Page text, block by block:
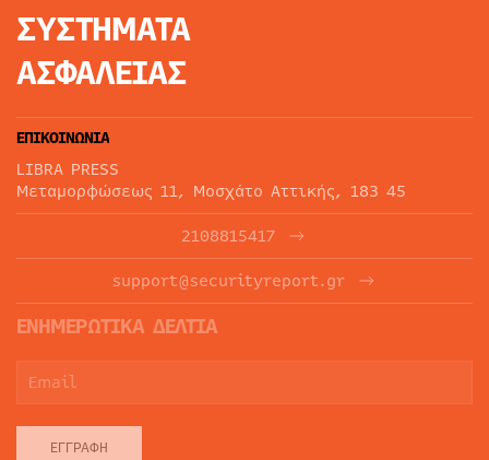
ΣΥΣΤΗΜΑΤΑ
ΑΣΦΑΛΕΙΑΣ
ΕΠΙΚΟΙΝΩΝΙΑ
LIBRA PRESS
Μεταμορφώσεως 11, Μοσχάτο Αττικής, 183 45
2108815417
support@securityreport.gr
ΕΝΗΜΕΡΩΤΙΚΑ ΔΕΛΤΙΑ
ΕΓΓΡΑΦΉ